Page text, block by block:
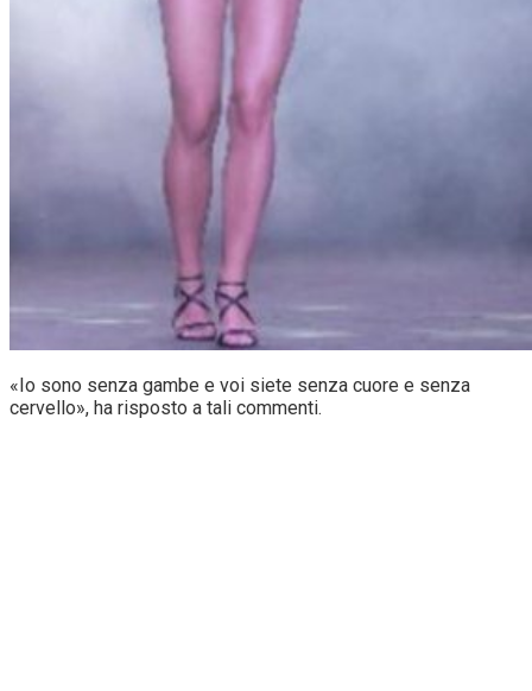
«Io sono senza gambe e voi siete senza cuore e senza
cervello», ha risposto a tali commenti.